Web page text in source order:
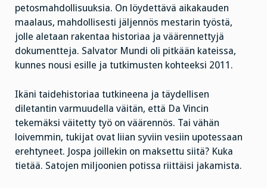
petosmahdollisuuksia. On löydettävä aikakauden
maalaus, mahdollisesti jäljennös mestarin työstä,
jolle aletaan rakentaa historiaa ja väärennettyjä
dokumentteja. Salvator Mundi oli pitkään kateissa,
kunnes nousi esille ja tutkimusten kohteeksi 2011.
Ikäni taidehistoriaa tutkineena ja täydellisen
diletantin varmuudella väitän, että Da Vincin
tekemäksi väitetty työ on väärennös. Tai vähän
loivemmin, tukijat ovat liian syviin vesiin upotessaan
erehtyneet. Jospa joillekin on maksettu siitä? Kuka
tietää. Satojen miljoonien potissa riittäisi jakamista.